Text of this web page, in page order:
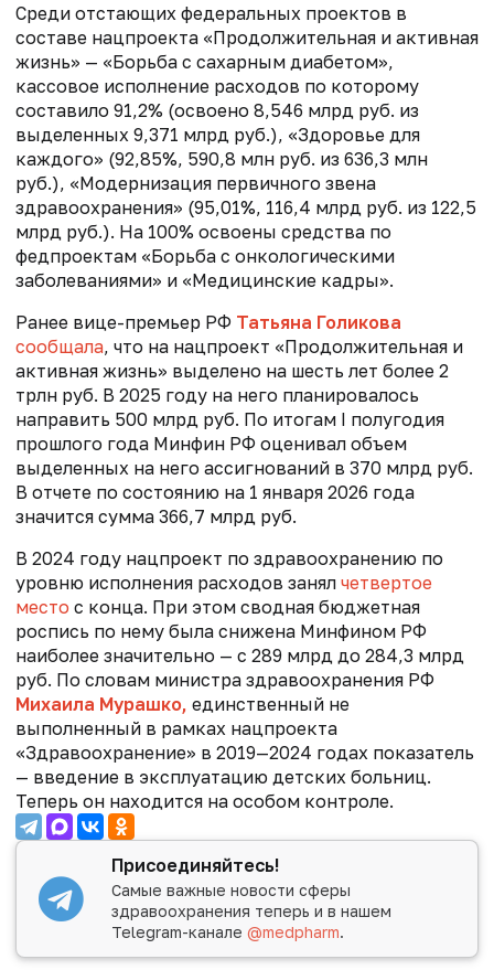
Среди отстающих федеральных проектов в
составе нацпроекта «Продолжительная и активная
жизнь» — «Борьба с сахарным диабетом»,
кассовое исполнение расходов по которому
составило 91,2% (освоено 8,546 млрд руб. из
выделенных 9,371 млрд руб.), «Здоровье для
каждого» (92,85%, 590,8 млн руб. из 636,3 млн
руб.), «Модернизация первичного звена
здравоохранения» (95,01%, 116,4 млрд руб. из 122,5
млрд руб.). На 100% освоены средства по
федпроектам «Борьба с онкологическими
заболеваниями» и «Медицинские кадры».
Ранее вице-премьер РФ Татьяна Голикова
сообщала, что на нацпроект «Продолжительная и
активная жизнь» выделено на шесть лет более 2
трлн руб. В 2025 году на него планировалось
направить 500 млрд руб. По итогам I полугодия
прошлого года Минфин РФ оценивал объем
выделенных на него ассигнований в 370 млрд руб.
В отчете по состоянию на 1 января 2026 года
значится сумма 366,7 млрд руб.
В 2024 году нацпроект по здравоохранению по
уровню исполнения расходов занял четвертое
место с конца. При этом сводная бюджетная
роспись по нему была снижена Минфином РФ
наиболее значительно — с 289 млрд до 284,3 млрд
руб. По словам министра здравоохранения РФ
Михаила Мурашко, единственный не
выполненный в рамках нацпроекта
«Здравоохранение» в 2019—2024 годах показатель
— введение в эксплуатацию детских больниц.
Теперь он находится на особом контроле.
Присоединяйтесь!
Самые важные новости сферы
здравоохранения теперь и в нашем
Telegram-канале@medpharm.